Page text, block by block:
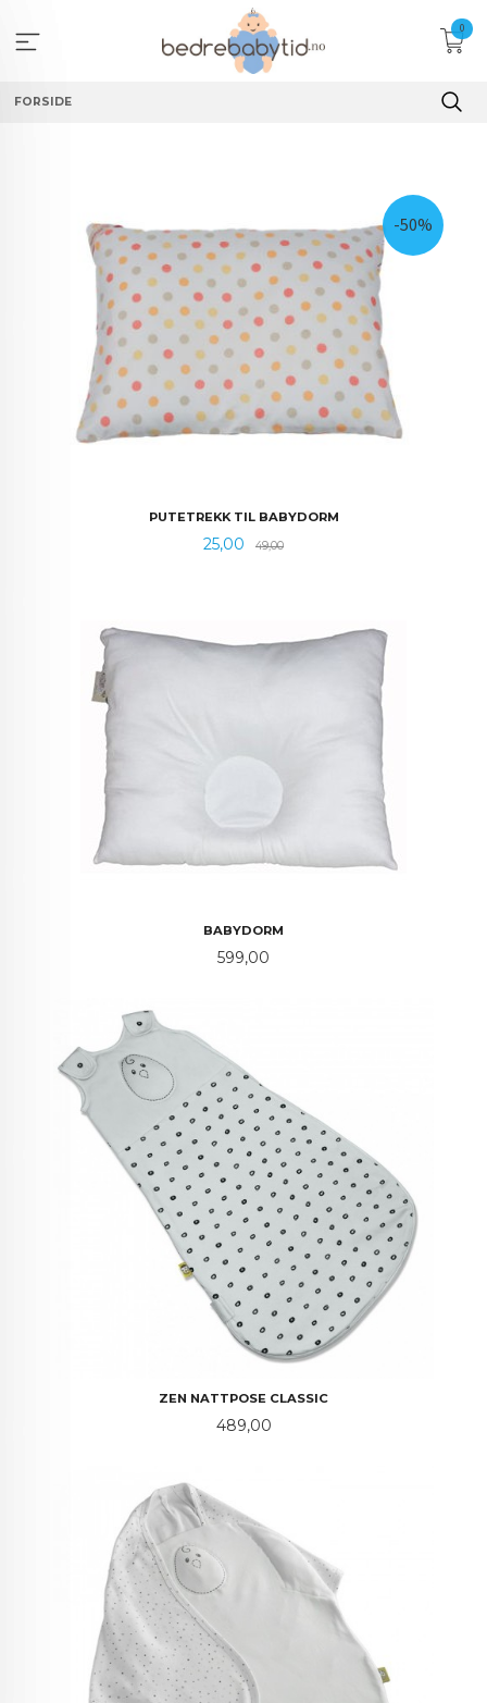
innholdet
0
FORSIDE
PUTETREKK TIL BABYDORM
Tilbud
25,00 49,00Rabatt
-50%
BABYDORM
Pris
599,00
ZEN NATTPOSE CLASSIC
Pris
489,00